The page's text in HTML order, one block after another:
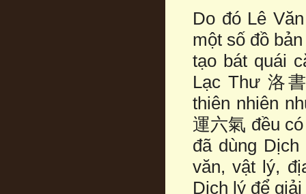
Do đó Lê
một số đồ
tạo bát quái
Lạc Thư 洛
thiên nhiên
運六氣 đều
đã dùng
văn, vật lý,
Dịch lý để